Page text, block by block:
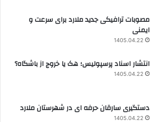
مصوبات ترافیکی جدید ملارد برای سرعت و
ایمنی
1405.04.22
انتشار اسناد پرسپولیس؛ هک یا خروج از باشگاه؟
1405.04.22
دستگیری سارقان حرفه ای در شهرستان ملارد
1405.04.22